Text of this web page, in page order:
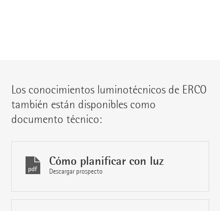
Los conocimientos luminotécnicos de ERCO
también están disponibles como
documento técnico:
Cómo planificar con luz
Descargar prospecto